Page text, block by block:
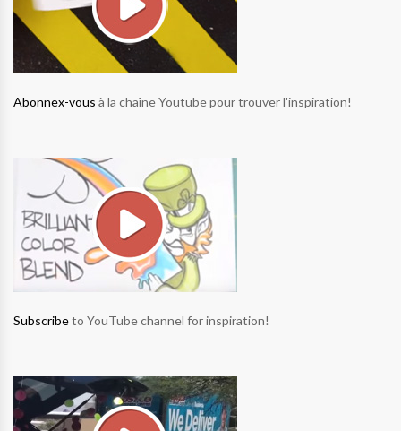
Abonnex-vous à la chaîne Youtube pour trouver l'inspiration!
Subscribeto YouTube channel for inspiration!